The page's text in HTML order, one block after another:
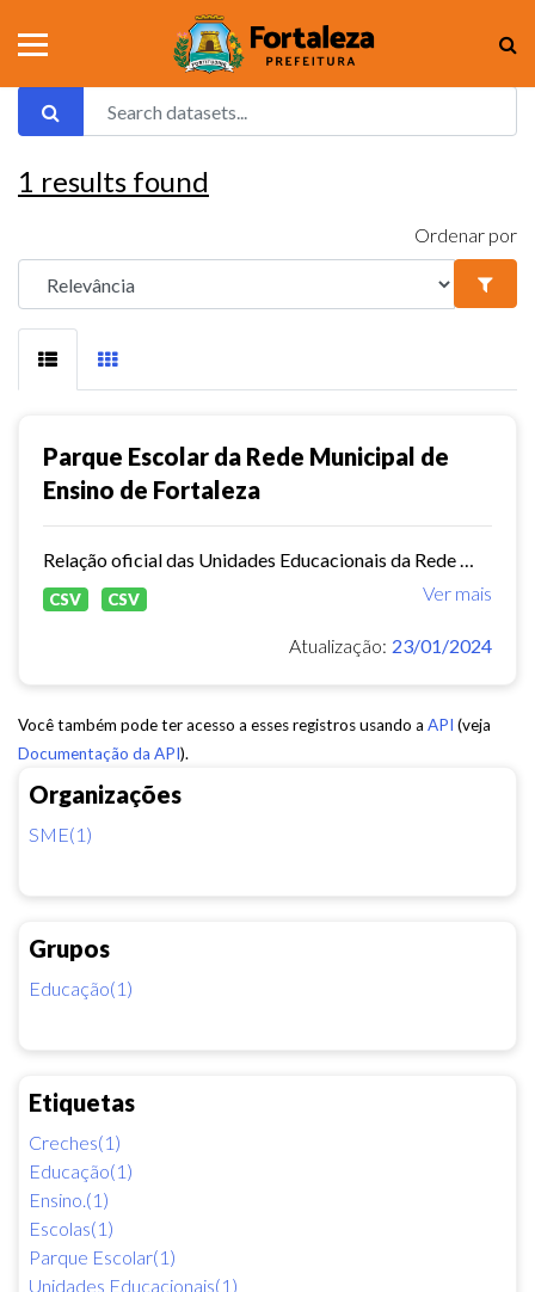
Organizações
SME(1)
Grupos
Educação(1)
Etiquetas
Creches(1)
Educação(1)
Ensino.(1)
Escolas(1)
Parque Escolar(1)
Unidades Educacionais(1)
1 results found
Ordenar por
Parque Escolar da Rede Municipal de
Ensino de Fortaleza
Ver mais
CSV CSV
Atualização: 23/01/2024
Você também pode ter acesso a esses registros usando a API (veja
Documentação da API).